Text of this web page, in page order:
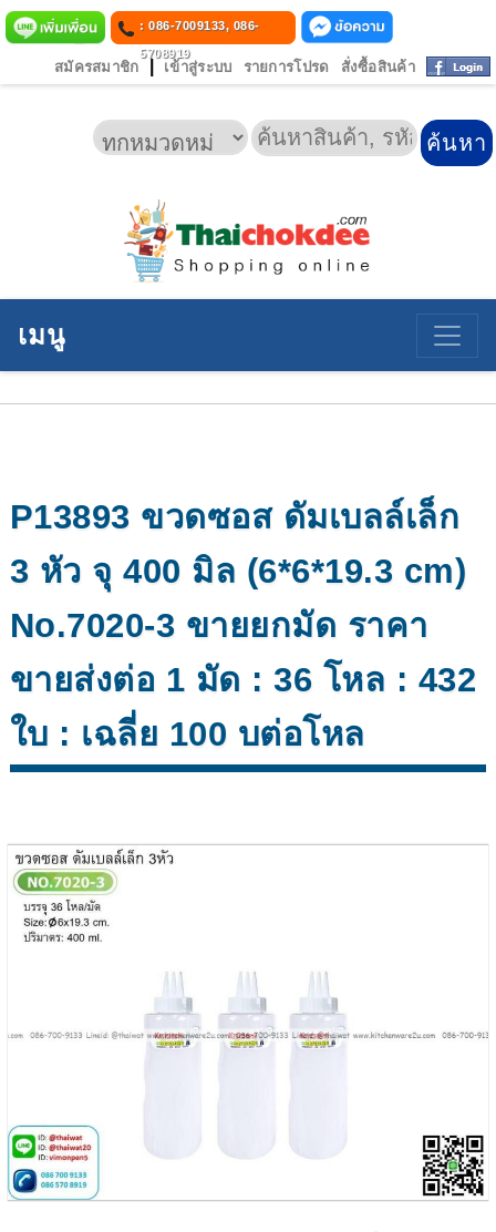
: 086-7009133, 086-
5708919
สมัครสมาชิก เข้าสู่ระบบ รายการโปรด สั่งซื้อสินค้า
เมนู
P13893 ขวดซอส ดัมเบลล์เล็ก
3 หัว จุ 400 มิล (6*6*19.3 cm)
No.7020-3 ขายยกมัด ราคา
ขายส่งต่อ 1 มัด : 36 โหล : 432
ใบ : เฉลี่ย 100 บต่อโหล